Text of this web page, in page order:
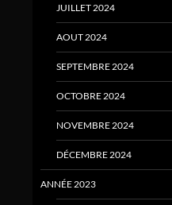
JUILLET 2024
AOUT 2024
SEPTEMBRE 2024
OCTOBRE 2024
NOVEMBRE 2024
DÉCEMBRE 2024
ANNÉE 2023